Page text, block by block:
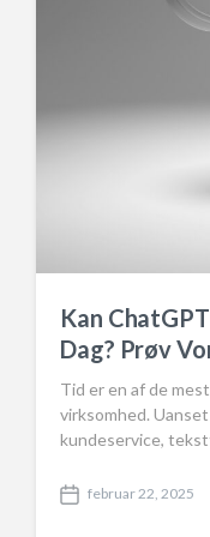
Kan
Dag? Prøv
Tid er en af de
virksomhed.
kundeservice,
P
februar 22, 2025